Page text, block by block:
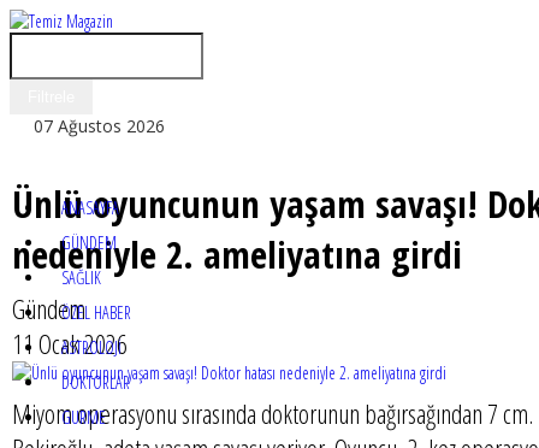
07 Ağustos 2026
ANASAYFA
GÜNDEM
SAĞLIK
ÖZEL HABER
ASTROLOJİ
DOKTORLAR
GURME
Ünlü oyuncunun yaşam savaşı!
nedeniyle 2. ameliyatına girdi
Gündem
11 Ocak 2026
Miyom operasyonu sırasında doktorunun bağırsağından 7